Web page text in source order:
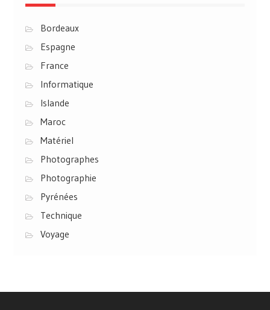
Bordeaux
Espagne
France
Informatique
Islande
Maroc
Matériel
Photographes
Photographie
Pyrénées
Technique
Voyage